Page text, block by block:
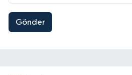
Gönder